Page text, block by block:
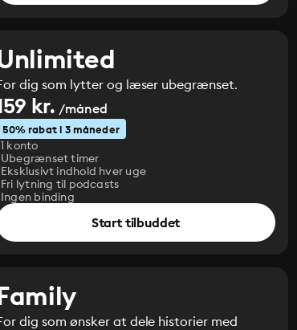
dig som lytter og læser ubegrænset.
kr. /måned
50% rabat i 3 måneder
1 konto
Ubegrænset timer
Eksklusivt indhold hver uge
Fri lytning til podcasts
Ingen binding
Start tilbuddet
dig som ønsker at dele historier med